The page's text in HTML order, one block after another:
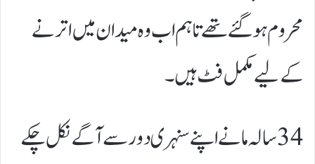
محروم ہو گئے تھے تاہم اب وہ میدان میں اترنے
کے لیے مکمل فٹ ہیں۔
34 سالہ مانے اپنے سنہری دور سے آگے نکل چکے